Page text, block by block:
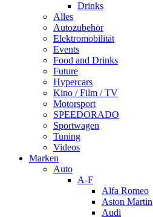
Drinks
Alles
Autozubehör
Elektromobilität
Events
Food and Drinks
Future
Hypercars
Kino / Film / TV
Motorsport
SPEEDORADO
Sportwagen
Tuning
Videos
Marken
Auto
A-F
Alfa Romeo
Aston Martin
Audi